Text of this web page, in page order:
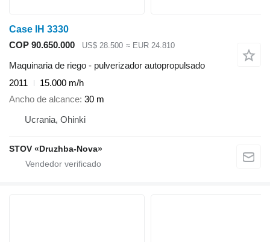
Case IH 3330
COP 90.650.000
US$ 28.500 ≈ EUR 24.810
Maquinaria de riego - pulverizador autopropulsado
2011
15.000 m/h
Ancho de alcance 30 m
Ucrania, Ohinki
STOV «Druzhba-Nova»